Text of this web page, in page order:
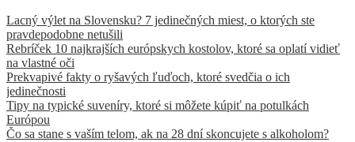
Lacný výlet na Slovensku? 7 jedinečných miest, o ktorých ste
pravdepodobne netušili
Rebríček 10 najkrajších európskych kostolov, ktoré sa oplatí vidieť
na vlastné oči
Prekvapivé fakty o ryšavých ľuďoch, ktoré svedčia o ich
jedinečnosti
Tipy na typické suveníry, ktoré si môžete kúpiť na potulkách
Európou
Čo sa stane s vaším telom, ak na 28 dní skoncujete s alkoholom?